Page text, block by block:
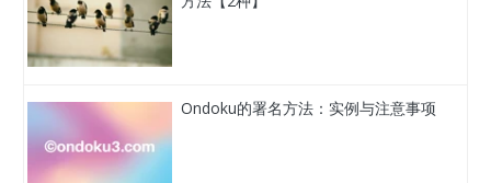
Ondoku的署名方法：实例与注意事项